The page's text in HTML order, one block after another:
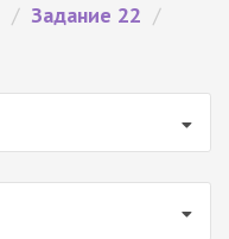
/ Задание 22 /